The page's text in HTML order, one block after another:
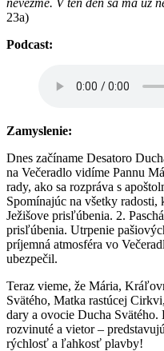
23a)
Podcast:
Zamyslenie:
Dnes začíname Desatoro
na Večeradlo vidíme Pannu
rady, ako sa rozpráva s
Spomínajúc na všetky
Ježišove prisľúbenia. 2.
prisľúbenia. Utrpenie
príjemná atmosféra vo
ubezpečil.
Teraz vieme, že Mária,
Svätého, Matka rastúcej
dary a ovocie Ducha
rozvinuté a vietor –
rýchlosť a ľahkosť plavby!